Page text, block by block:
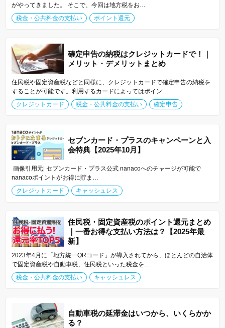
がやってきました。 そこで、今回は地方税をお…
税金・公共料金の支払い
ポイント還元
確定申告の納税はクレジットカードで！｜
メリット・デメリットまとめ
住民税や固定資産税などと同様に、クレジットカードで確定申告の納税を
することが可能です。利用するカードによってはポイン…
クレジットカード
税金・公共料金の支払い 確定申告
セブンカード・プラスのキャンペーンと入
会特典【2025年10月】
画像引用元| セブンカード・プラス公式 nanacoへのチャージが可能で
nanacoポイントがお得に貯ま…
クレジットカード
キャッシュレス
住民税・固定資産税のポイント還元まとめ
｜一番お得な支払い方法は？【2025年最
新】
2023年4月に「地方統一QRコード」が導入されてから、ほとんどの自治体
で固定資産税や自動車税、住民税といった税金を…
税金・公共料金の支払い
キャッシュレス
自動車税の延滞金はいつから、いくらかか
る？